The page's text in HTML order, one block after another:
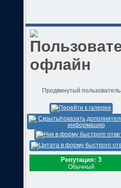
Продвинутый пользователь
Репутация: 3
Обычный